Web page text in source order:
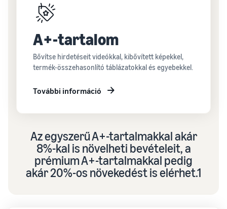
A+-tartalom
Bővítse hirdetéseit videókkal, kibővített képekkel,
termék-összehasonlító táblázatokkal és egyebekkel.
További információ
Az egyszerű A+-tartalmakkal akár
8%-kal is növelheti bevételeit, a
prémium A+-tartalmakkal pedig
akár 20%-os növekedést is elérhet.1